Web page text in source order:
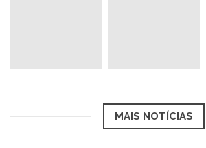
MAIS NOTÍCIAS